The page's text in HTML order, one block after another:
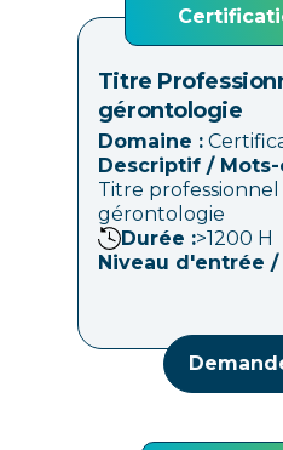
Titre
gérontologie
Domaine :
Descriptif / Mots-
Titre
gérontologie
Durée :>1200 H
Niveau d'entrée